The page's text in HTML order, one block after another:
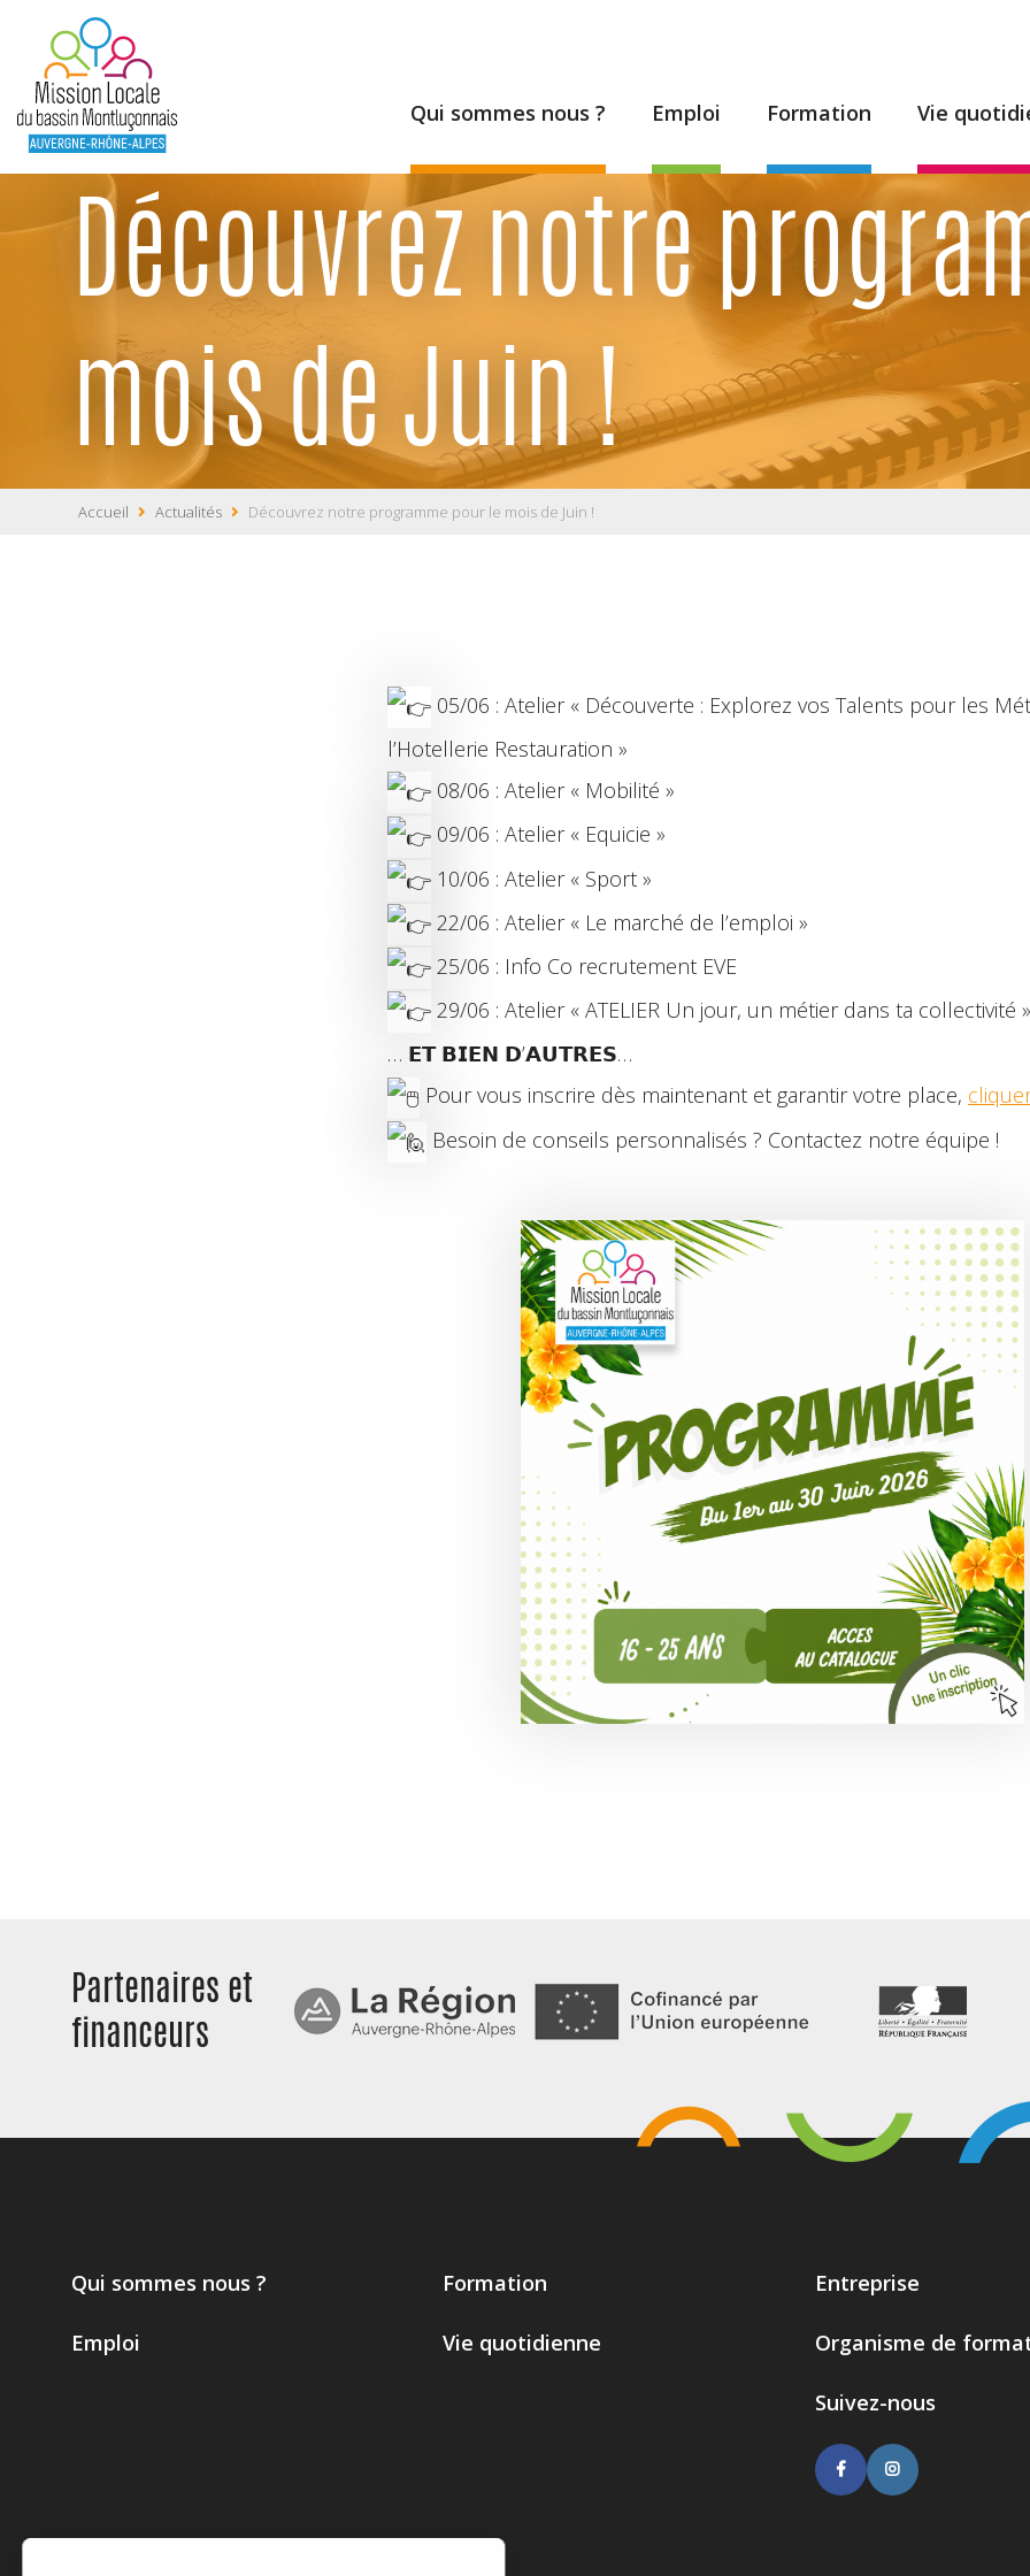
Qui sommes nous ? Emploi Formation Vie
Découvrez notre
mois de Juin !
Accueil Actualités Découvrez notre programme pour le mois de Juin !
05/06 : Atelier « Découverte : Explorez vos Talents pour les
l’Hotellerie Restauration »
08/06 : Atelier « Mobilité »
09/06 : Atelier « Equicie »
10/06 : Atelier « Sport »
22/06 : Atelier « Le marché de l’emploi »
25/06 : Info Co recrutement EVE
29/06 : Atelier « ATELIER Un jour, un métier dans ta collectivité
… 𝗘𝗧 𝗕𝗜𝗘𝗡 𝗗’𝗔𝗨𝗧𝗥𝗘𝗦…
Pour vous inscrire dès maintenant et garantir votre place,
Besoin de conseils personnalisés ? Contactez notre équipe !
Partenaires et
financeurs
Qui sommes nous ?
Emploi
Formation
Vie quotidienne
Entreprise
Organisme de
Suivez-nous